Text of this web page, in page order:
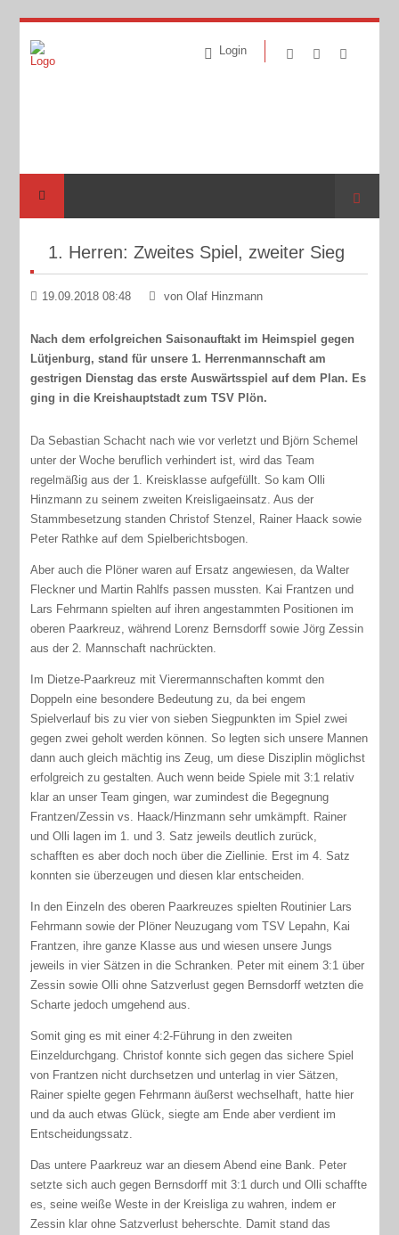
Login
Suche
1. Herren: Zweites Spiel, zweiter Sieg
19.09.2018 08:48 von Olaf Hinzmann
Nach dem erfolgreichen Saisonauftakt im Heimspiel gegen
Lütjenburg, stand für unsere 1. Herrenmannschaft am
gestrigen Dienstag das erste Auswärtsspiel auf dem Plan. Es
ging in die Kreishauptstadt zum TSV Plön.
Da Sebastian Schacht nach wie vor verletzt und Björn Schemel
unter der Woche beruflich verhindert ist, wird das Team
regelmäßig aus der 1. Kreisklasse aufgefüllt. So kam Olli
Hinzmann zu seinem zweiten Kreisligaeinsatz. Aus der
Stammbesetzung standen Christof Stenzel, Rainer Haack sowie
Peter Rathke auf dem Spielberichtsbogen.
Aber auch die Plöner waren auf Ersatz angewiesen, da Walter
Fleckner und Martin Rahlfs passen mussten. Kai Frantzen und
Lars Fehrmann spielten auf ihren angestammten Positionen im
oberen Paarkreuz, während Lorenz Bernsdorff sowie Jörg Zessin
aus der 2. Mannschaft nachrückten.
Im Dietze-Paarkreuz mit Vierermannschaften kommt den
Doppeln eine besondere Bedeutung zu, da bei engem
Spielverlauf bis zu vier von sieben Siegpunkten im Spiel zwei
gegen zwei geholt werden können. So legten sich unsere Mannen
dann auch gleich mächtig ins Zeug, um diese Disziplin möglichst
erfolgreich zu gestalten. Auch wenn beide Spiele mit 3:1 relativ
klar an unser Team gingen, war zumindest die Begegnung
Frantzen/Zessin vs. Haack/Hinzmann sehr umkämpft. Rainer
und Olli lagen im 1. und 3. Satz jeweils deutlich zurück,
schafften es aber doch noch über die Ziellinie. Erst im 4. Satz
konnten sie überzeugen und diesen klar entscheiden.
In den Einzeln des oberen Paarkreuzes spielten Routinier Lars
Fehrmann sowie der Plöner Neuzugang vom TSV Lepahn, Kai
Frantzen, ihre ganze Klasse aus und wiesen unsere Jungs
jeweils in vier Sätzen in die Schranken. Peter mit einem 3:1 über
Zessin sowie Olli ohne Satzverlust gegen Bernsdorff wetzten die
Scharte jedoch umgehend aus.
Somit ging es mit einer 4:2-Führung in den zweiten
Einzeldurchgang. Christof konnte sich gegen das sichere Spiel
von Frantzen nicht durchsetzen und unterlag in vier Sätzen,
Rainer spielte gegen Fehrmann äußerst wechselhaft, hatte hier
und da auch etwas Glück, siegte am Ende aber verdient im
Entscheidungssatz.
Das untere Paarkreuz war an diesem Abend eine Bank. Peter
setzte sich auch gegen Bernsdorff mit 3:1 durch und Olli schaffte
es, seine weiße Weste in der Kreisliga zu wahren, indem er
Zessin klar ohne Satzverlust beherschte. Damit stand das